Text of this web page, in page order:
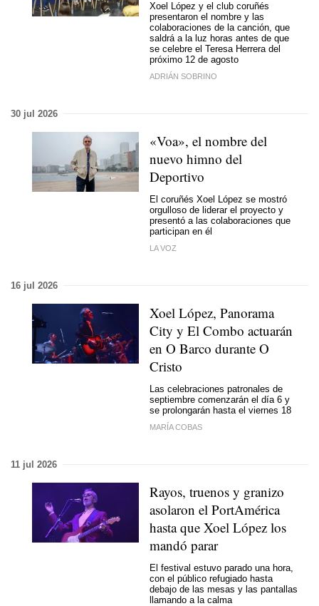
Xoel López y el club coruñés
presentaron el nombre y las
colaboraciones de la canción, que
saldrá a la luz horas antes de que
se celebre el Teresa Herrera del
próximo 12 de agosto
ADRIÁN SOBRINO
30 jul 2026
«Voa», el nombre del
nuevo himno del
Deportivo
El coruñés Xoel López se mostró
orgulloso de liderar el proyecto y
presentó a las colaboraciones que
participan en él
LA VOZ
16 jul 2026
Xoel López, Panorama
City y El Combo actuarán
en O Barco durante O
Cristo
Las celebraciones patronales de
septiembre comenzarán el día 6 y
se prolongarán hasta el viernes 18
MARÍA COBAS
11 jul 2026
Rayos, truenos y granizo
asolaron el PortAmérica
hasta que Xoel López los
mandó parar
El festival estuvo parado una hora,
con el público refugiado hasta
debajo de las mesas y las pantallas
llamando a la calma